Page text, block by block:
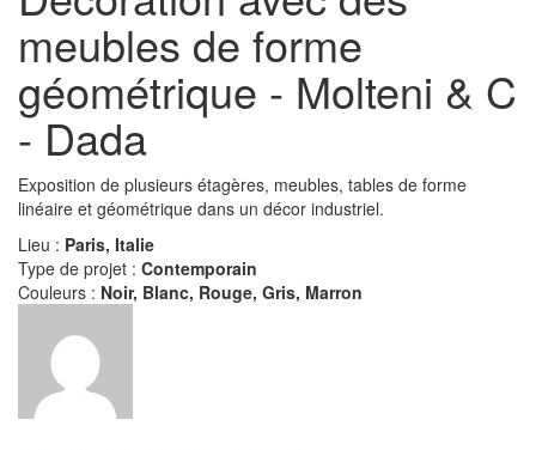
meubles de forme
géométrique - Molteni & C
- Dada
Exposition de plusieurs étagères, meubles, tables de forme
linéaire et géométrique dans un décor industriel.
Lieu : Paris, Italie
Type de projet : Contemporain
Couleurs : Noir, Blanc, Rouge, Gris, Marron